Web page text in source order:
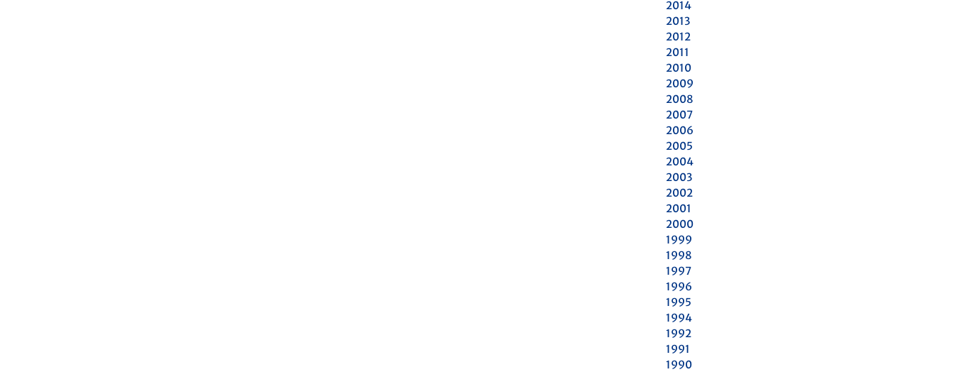
2014
2013
2012
2011
2010
2009
2008
2007
2006
2005
2004
2003
2002
2001
2000
1999
1998
1997
1996
1995
1994
1992
1991
1990